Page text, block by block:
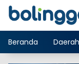
Langsung
Beranda
Daerah